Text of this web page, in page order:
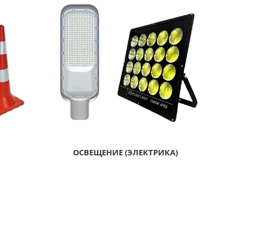
ОСВЕЩЕНИЕ (ЭЛЕКТРИКА)